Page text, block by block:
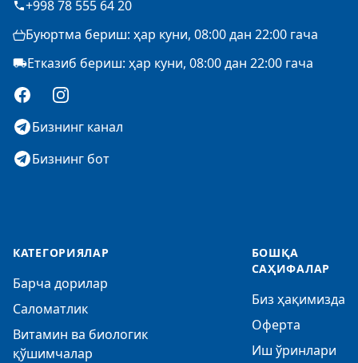
+998 78 555 64 20
Буюртма бериш: ҳар куни, 08:00 дан 22:00 гача
Етказиб бериш: ҳар куни, 08:00 дан 22:00 гача
FacebookInstagram
Бизнинг канал
Бизнинг бот
КАТЕГОРИЯЛАР
Барча дорилар
Саломатлик
Витамин ва биологик
қўшимчалар
БОШҚА
САҲИФАЛАР
Биз ҳақимизда
Оферта
Иш ўринлари